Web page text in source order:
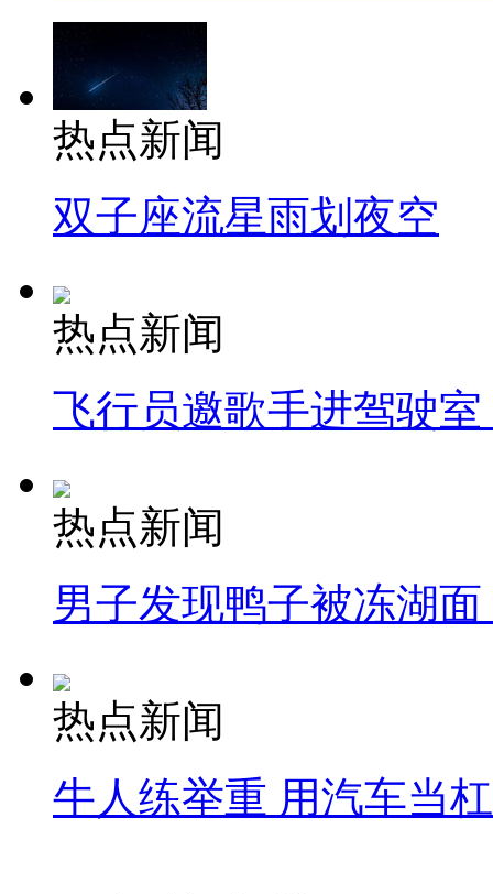
热点新闻
双子座流星雨划夜空
热点新闻
飞行员邀歌手进驾驶
热点新闻
男子发现鸭子被冻湖
热点新闻
牛人练举重 用汽车当